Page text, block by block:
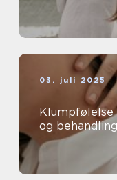
03. juli 2025
Klumpfølelse
og behandling